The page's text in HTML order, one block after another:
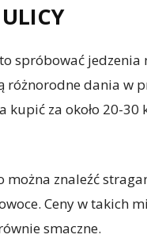
spróbować
różnorodne dania w
za około 20-30
można znaleźć
Ceny w takich
smaczne.